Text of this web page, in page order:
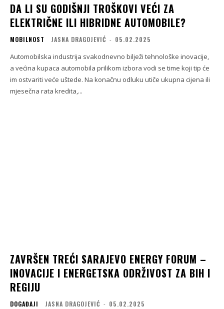
DA LI SU GODIŠNJI TROŠKOVI VEĆI ZA
ELEKTRIČNE ILI HIBRIDNE AUTOMOBILE?
MOBILNOST JASNA DRAGOJEVIĆ - 05.02.2025
Automobilska industrija svakodnevno bilježi tehnološke inovacije,
a većina kupaca automobila prilikom izbora vodi se time koji tip će
im ostvariti veće uštede. Na konačnu odluku utiče ukupna cijena ili
mjesečna rata kredita,...
ZAVRŠEN TREĆI SARAJEVO ENERGY FORUM –
INOVACIJE I ENERGETSKA ODRŽIVOST ZA BIH I
REGIJU
DOGAĐAJI JASNA DRAGOJEVIĆ - 05.02.2025